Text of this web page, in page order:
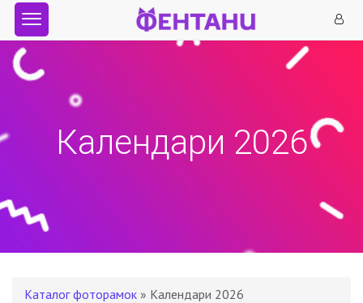
Календари 2026
Каталог фоторамок » Календари 2026